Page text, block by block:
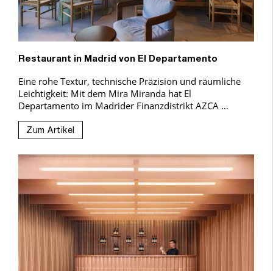
Restaurant in Madrid von El Departamento
Eine rohe Textur, technische Präzision und räumliche
Leichtigkeit: Mit dem Mira Miranda hat El
Departamento im Madrider Finanzdistrikt AZCA …
Zum Artikel